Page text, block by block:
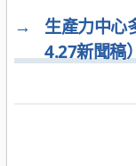
→
生產力中心
4.27新聞稿）